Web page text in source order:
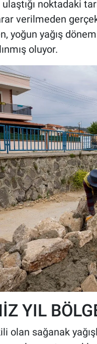
ulaştığı noktadaki
verilmeden
yoğun yağış
oluyor.
YIL
olan sağanak